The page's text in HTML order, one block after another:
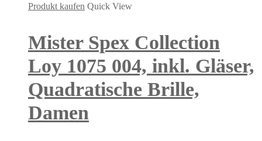
Produkt kaufen Quick View
Mister Spex Collection
Loy 1075 004, inkl. Gläser,
Quadratische Brille,
Damen